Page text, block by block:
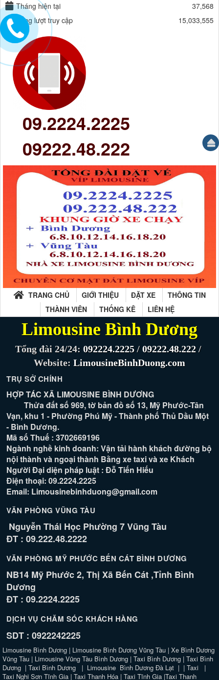
Tháng hiện tại
37,568
Tổng lượt truy cập
15,033,555
09.2224.2225
09222.48.222
TRANG CHỦ GIỚI THIỆU ĐẶT XE
THÔNG TIN
THÀNH VIÊN
THỐNG KÊ LIÊN HỆ
Limousine Bình Dương
Tổng đài 24/24: 092224.2225 / 09222.48.222 /
Website: LimousineBinhDuong.com
TRỤ SỞ CHÍNH
HỢP TÁC XÃ LIMOUSINE BÌNH DƯƠNG
Thửa đất số 969, tờ bản đồ số 13, Mỹ Phước-Tân
Vạn, khu 1 - Phường Phú Mỹ - Thành phố Thủ Dầu Một
- Bình Dương.
Mã số Thuế : 3702669196
Ngành nghề kinh doanh: Vận tải hành khách đường bộ
nội thành và ngoại thành Bằng xe taxi và xe Khách
Người Đại diện pháp luật : Đỗ Tiến Hiếu
Điện thoại: 09.2224.2225
Email: Limousinebinhduong@gmail.com
VĂN PHÒNG VŨNG TÀU
Nguyễn Thái Học Phường 7 Vũng Tàu
ĐT : 09.222.48.2222
VĂN PHÒNG MỸ PHƯỚC BẾN CÁT BÌNH DƯƠNG
NB14 Mỹ Phước 2, Thị Xã Bến Cát ,Tỉnh Bình
Dương
ĐT : 09.2224.2225
DỊCH VỤ CHĂM SÓC KHÁCH HÀNG
SDT : 0922242225
Limousine Bình Dương | Limousine Bình Dương Vũng Tàu | Xe Bình Dương
Vũng Tàu | Limousine Vũng Tàu Bình Dương | Taxi Bình Dương | Taxi Bình
Dương | Taxi Bình Dương | Limousine Bình Dương Đà Lạt | | Taxi
|
Taxi Nghi Sơn Tĩnh Gia | Taxi Thanh Hóa | Taxi Tĩnh Gia |Taxi Thanh